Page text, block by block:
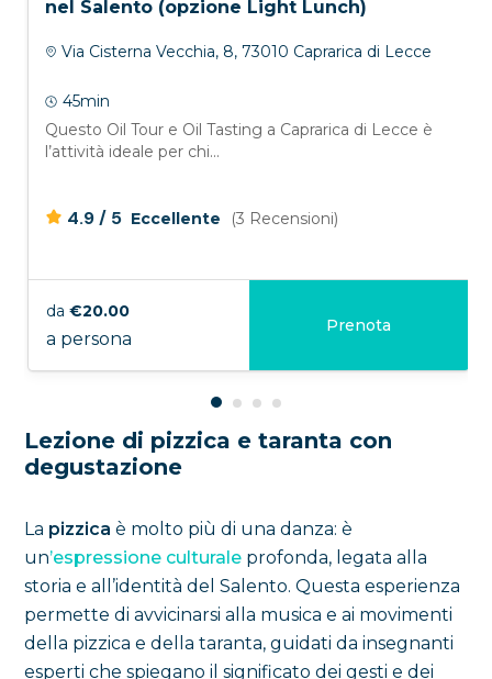
nel Salento (opzione Light Lunch)
Via Cisterna Vecchia, 8, 73010 Caprarica di Lecce
45min
Questo Oil Tour e Oil Tasting a Caprarica di Lecce è
l’attività ideale per chi...
4.9 / 5 Eccellente (3 Recensioni)
da €20.00
a persona
Prenota
Lezione di pizzica e taranta con
degustazione
La pizzica è molto più di una danza: è
un’espressione culturale profonda, legata alla
storia e all’identità del Salento. Questa esperienza
permette di avvicinarsi alla musica e ai movimenti
della pizzica e della taranta, guidati da insegnanti
esperti che spiegano il significato dei gesti e dei